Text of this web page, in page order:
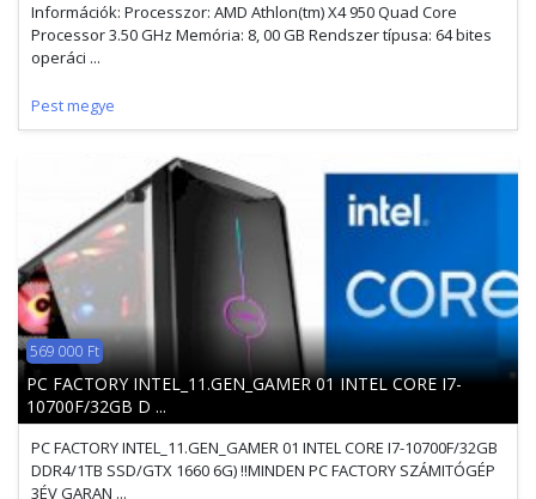
Információk: Processzor: AMD Athlon(tm) X4 950 Quad Core
Processor 3.50 GHz Memória: 8, 00 GB Rendszer típusa: 64 bites
operáci ...
Pest megye
569 000 Ft
PC FACTORY INTEL_11.GEN_GAMER 01 INTEL CORE I7-
10700F/32GB D ...
PC FACTORY INTEL_11.GEN_GAMER 01 INTEL CORE I7-10700F/32GB
DDR4/1TB SSD/GTX 1660 6G) !!MINDEN PC FACTORY SZÁMITÓGÉP
3ÉV GARAN ...